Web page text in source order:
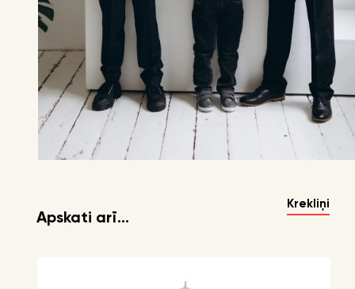
Apskati arī...
Krekliņi